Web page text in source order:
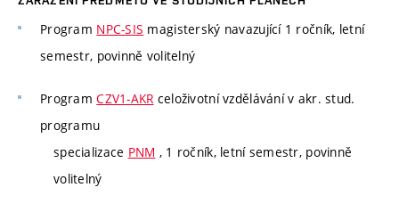
Program NPC-SIS magisterský navazující 1 ročník, letní
semestr, povinně volitelný
ProgramCZV1-AKR celoživotní vzdělávání v akr. stud.
programu
specializace PNM , 1 ročník, letní semestr, povinně
volitelný